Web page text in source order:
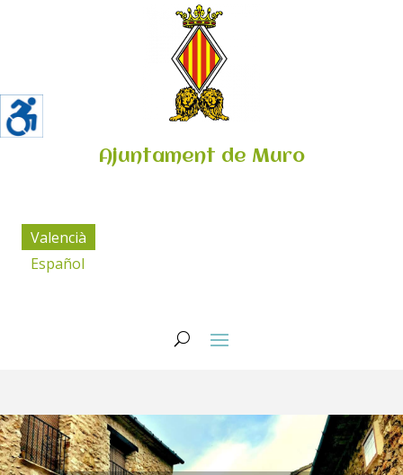
Ajuntament de Muro
Valencià
Español